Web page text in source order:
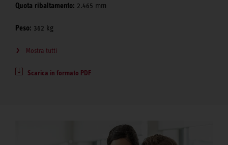
Quota ribaltamento: 2.465 mm
Peso: 362 kg
Mostra tutti
Scarica in formato PDF